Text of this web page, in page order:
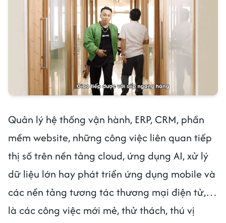
Quản lý hệ thống vận hành, ERP, CRM, phần
mềm website, những công việc liên quan tiếp
thị số trên nền tảng cloud, ứng dụng AI, xử lý
dữ liệu lớn hay phát triển ứng dụng mobile và
các nền tảng tương tác thương mại điện tử,…
là các công việc mới mẻ, thử thách, thú vị